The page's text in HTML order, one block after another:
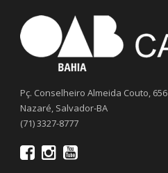
Pç. Conselheiro Almeida Couto, 656
Nazaré, Salvador-BA
(71) 3327-8777